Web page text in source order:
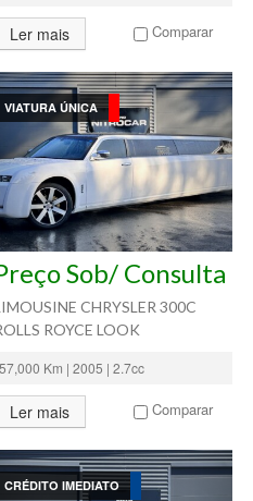
Ler mais Comparar
VIATURA ÚNICA
Sob/ Consulta
CHRYSLER 300C
ROYCE LOOK
57,000 Km | 2005 | 2.7cc
Ler mais Comparar
CRÉDITO IMEDIATO